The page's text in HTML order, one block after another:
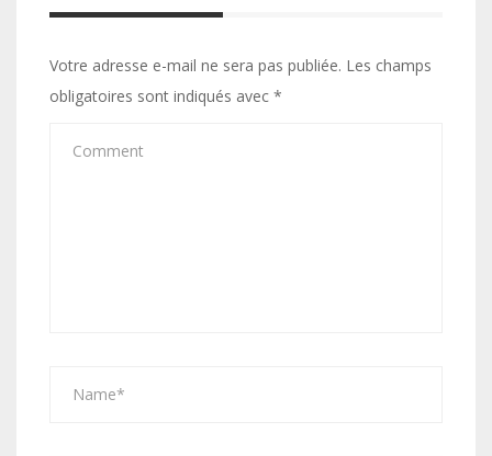
Votre adresse e-mail ne sera pas publiée. Les champs
obligatoires sont indiqués avec *